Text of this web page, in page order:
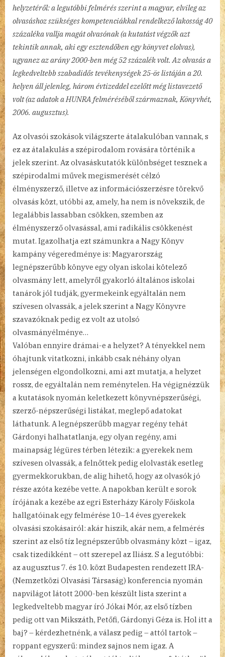
helyzetéről: a legutóbbi felmérés szerint a magyar, elvileg az
olvasáshoz szükséges kompetenciákkal rendelkező lakosság 40
százaléka vallja magát olvasónak (a kutatást végzők azt
tekintik annak, aki egy esztendőben egy könyvet elolvas),
ugyanez az arány 2000-ben még 52 százalék volt. Az olvasás a
legkedveltebb szabadidős tevékenységek 25-ös listáján a 20.
helyen áll jelenleg, három évtizeddel ezelőtt még listavezető
volt (az adatok a HUNRA felméréséből származnak, Könyvhét,
2006. augusztus).
Az olvasói szokások világszerte átalakulóban vannak, s
ez az átalakulás a szépirodalom rovására történik a
jelek szerint. Az olvasáskutatók különbséget tesznek a
szépirodalmi művek megismerését célzó
élményszerző, illetve az információszerzésre törekvő
olvasás közt, utóbbi az, amely, ha nem is növekszik, de
legalábbis lassabban csökken, szemben az
élményszerző olvasással, ami radikális csökkenést
mutat. Igazolhatja ezt számunkra a Nagy Könyv
kampány végeredménye is: Magyarország
legnépszerűbb könyve egy olyan iskolai kötelező
olvasmány lett, amelyről gyakorló általános iskolai
tanárok jól tudják, gyermekeink egyáltalán nem
szívesen olvassák, a jelek szerint a Nagy Könyvre
szavazóknak pedig ez volt az utolsó
olvasmányélménye…
Valóban ennyire drámai-e a helyzet? A tényekkel nem
óhajtunk vitatkozni, inkább csak néhány olyan
jelenségen elgondolkozni, ami azt mutatja, a helyzet
rossz, de egyáltalán nem reménytelen. Ha végignézzük
a kutatások nyomán keletkezett könyvnépszerűségi,
szerző-népszerűségi listákat, meglepő adatokat
láthatunk. A legnépszerűbb magyar regény tehát
Gárdonyi halhatatlanja, egy olyan regény, ami
mainapság légüres térben létezik: a gyerekek nem
szívesen olvassák, a felnőttek pedig elolvasták esetleg
gyermekkorukban, de alig hihető, hogy az olvasók jó
része azóta kezébe vette. A napokban került e sorok
írójának a kezébe az egri Esterházy Károly Főiskola
hallgatóinak egy felmérése 10–14 éves gyerekek
olvasási szokásairól: akár hiszik, akár nem, a felmérés
szerint az első tíz legnépszerűbb olvasmány közt – igaz,
csak tizedikként – ott szerepel az Iliász. S a legutóbbi:
az augusztus 7. és 10. közt Budapesten rendezett IRA-
(Nemzetközi Olvasási Társaság) konferencia nyomán
napvilágot látott 2000-ben készült lista szerint a
legkedveltebb magyar író Jókai Mór, az első tízben
pedig ott van Mikszáth, Petőfi, Gárdonyi Géza is. Hol itt a
baj? – kérdezhetnénk, a válasz pedig – attól tartok –
roppant egyszerű: mindez sajnos nem igaz. A